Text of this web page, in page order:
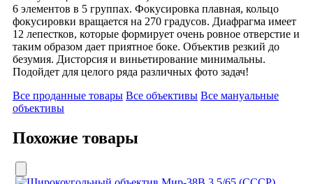
6 элементов в 5 группах. Фокусировка плавная, кольцо
фокусировки вращается на 270 градусов. Диафрагма имеет
12 лепестков, которые формирует очень ровное отверстие и
таким образом дает приятное боке. Объектив резкий до
безумия. Дисторсия и виньетирование минимальны.
Подойдет для целого ряда различных фото задач!
Все проданные товары Все объективы Все мануальные
объективы
Похожие товары